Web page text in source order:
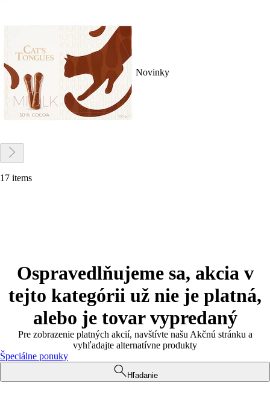
Novinky
17 items
Ospravedlňujeme sa, akcia v
tejto kategórii už nie je platná,
alebo je tovar vypredaný
Pre zobrazenie platných akcií, navštívte našu Akčnú stránku a
vyhľadajte alternatívne produkty
Špeciálne ponuky
Hľadanie